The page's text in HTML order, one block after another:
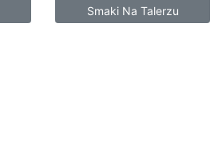
Smaki Na Talerzu